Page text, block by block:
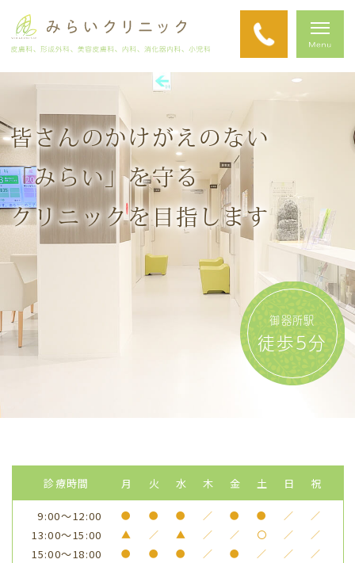
皆さんのかけがえのない
「みらい」を守る
クリニックを目指します
御器所駅
徒歩5分
診療時間 月 火 水 木 金 土 日 祝
9:00～12:00 ● ● ● ／ ● ● ／ ／
13:00～15:00 ▲ ／ ▲ ／ ／ 〇 ／ ／
15:00～18:00 ● ● ● ／ ● ／ ／ ／